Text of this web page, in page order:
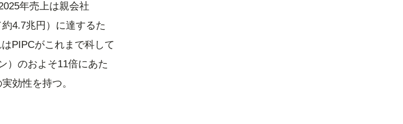
年売上は親会社
4.7兆円）に達するた
PIPCがこれまで科して
）のおよそ11倍にあた
効性を持つ。